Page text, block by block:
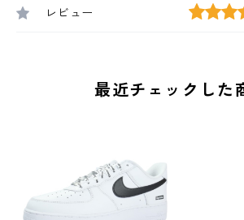
レビュー
最近チェックした